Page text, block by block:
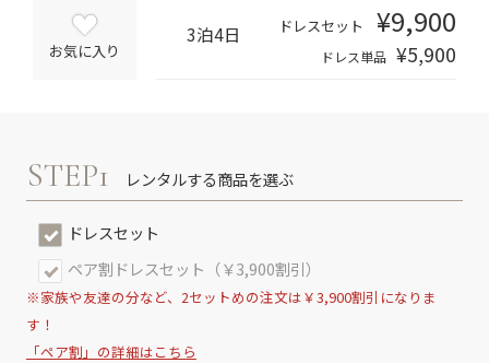
お気に入り
3泊4日 ドレスセット ¥9,900
ドレス単品 ¥5,900
STEP1 レンタルする商品を選ぶ
ドレスセット
ペア割ドレスセット（￥3,900割引）
※家族や友達の分など、2セットめの注文は￥3,900割引になりま
す！
「ペア割」の詳細はこちら